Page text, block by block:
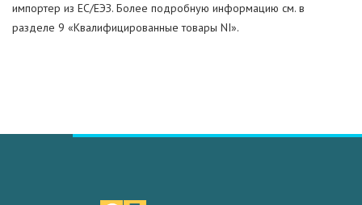
импортер из ЕС/ЕЭЗ. Более подробную информацию см. в
разделе 9 «Квалифицированные товары NI».